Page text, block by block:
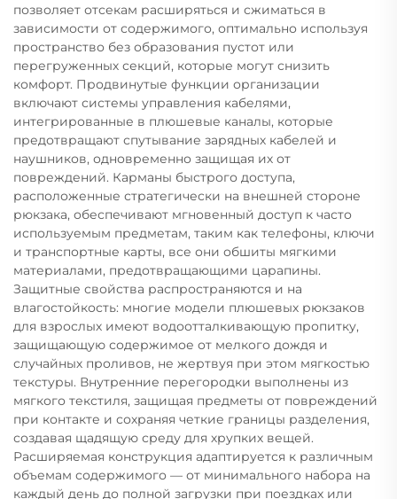
позволяет отсекам расширяться и сжиматься в
зависимости от содержимого, оптимально используя
пространство без образования пустот или
перегруженных секций, которые могут снизить
комфорт. Продвинутые функции организации
включают системы управления кабелями,
интегрированные в плюшевые каналы, которые
предотвращают спутывание зарядных кабелей и
наушников, одновременно защищая их от
повреждений. Карманы быстрого доступа,
расположенные стратегически на внешней стороне
рюкзака, обеспечивают мгновенный доступ к часто
используемым предметам, таким как телефоны, ключи
и транспортные карты, все они обшиты мягкими
материалами, предотвращающими царапины.
Защитные свойства распространяются и на
влагостойкость: многие модели плюшевых рюкзаков
для взрослых имеют водоотталкивающую пропитку,
защищающую содержимое от мелкого дождя и
случайных проливов, не жертвуя при этом мягкостью
текстуры. Внутренние перегородки выполнены из
мягкого текстиля, защищая предметы от повреждений
при контакте и сохраняя четкие границы разделения,
создавая щадящую среду для хрупких вещей.
Расширяемая конструкция адаптируется к различным
объемам содержимого — от минимального набора на
каждый день до полной загрузки при поездках или